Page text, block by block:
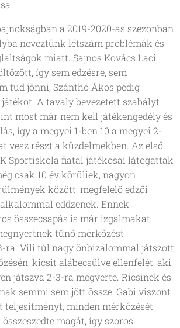
a 2019-2020-as szezonban
neveztünk létszám problémák és
miatt. Sajnos Kovács Laci
így sem edzésre, sem
tud jönni, Szánthó Ákos pedig
A tavaly bevezetett szabályt
most már nem kell játékengedély és
így a megyei 1-ben 10 a megyei 2-
vesz részt a küzdelmekben. Az első
Sportiskola fiatal játékosai látogattak
csak 10 év körüliek, nagyon
között, megfelelő edzői
eddzenek. Ennek
összecsapás is már izgalmakat
tűnő mérkőzést
ra. Vili túl nagy önbizalommal játszott
kicsit alábecsülve ellenfelét, aki
játszva 2-3-ra megverte. Ricsinek és
semmi sem jött össze, Gabi viszont
teljesítményt, minden mérkőzését
magát, így szoros